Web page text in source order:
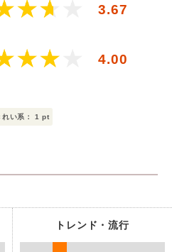
3.67
4.00
れい系： 1pt
トレンド・流行